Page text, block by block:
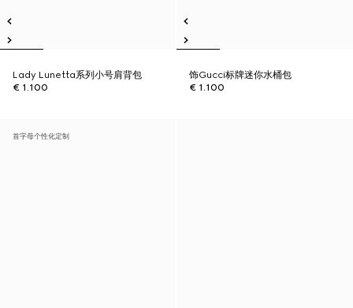
Lady Lunetta系列小号肩背包
€ 1.100
饰Gucci标牌迷你水桶包
€ 1.100
首字母个性化定制